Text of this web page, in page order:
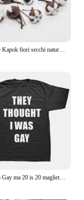
Artificiale Kapok fiori secchi naturali simulazione cotone sala nuziale decorazione pasquale forniture confezione regalo Bouquet ghirlanda fai da te
Non sono Gay ma 20 is 20 maglietta divertente cotone Streetwear manica corta lesbiche Gay Pride compleanni regali per feste T-Shirt